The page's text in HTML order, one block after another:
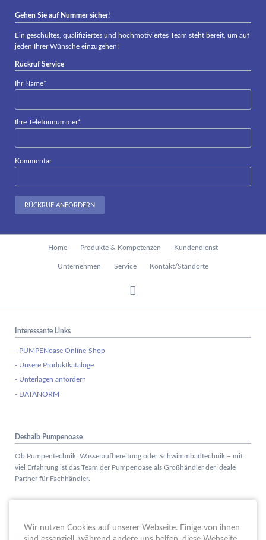
Gehen Sie auf Nummer sicher!
Ein geschultes, qualifiziertes und hochmotiviertes Team steht bereit, um auf
jeden Ihrer Wünsche einzugehen!
Rückruf Service
Pflichtfeld
Ihr Name*
Pflichtfeld
Ihre Telefonnummer*
Kommentar
RÜCKRUF ANFORDERN
Home Produkte & Kompetenzen Kundendienst
Unternehmen Service Kontakt/Standorte
Interessante Links
- PUMPENoase Online-Shop
- Unsere Produktkataloge
- Unterlagen anfordern
- DATANORM
Deshalb Pumpenoase
Ob Pumpentechnik, Wasseraufbereitung oder Schwimmbadtechnik – mit
viel Erfahrung ist das Team der Pumpenoase als Großhändler der ideale
Partner für Fachhändler.
Schule trifft Wirtschaft bei der PUMPENoase!
Wir nutzen Cookies auf unserer Webseite. Einige von ihnen